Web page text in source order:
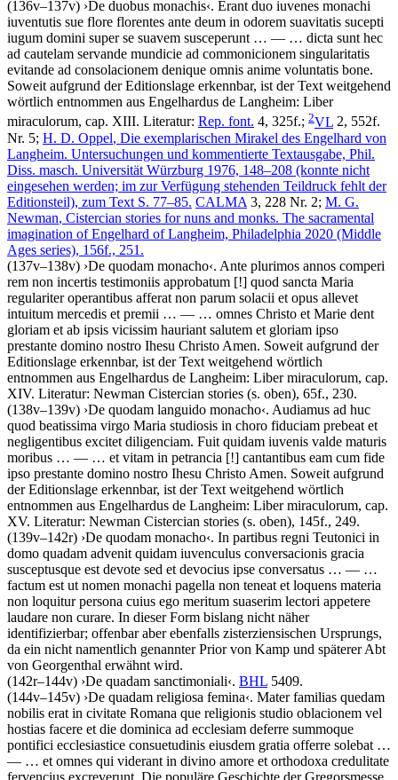
(136v–137v) ›De duobus monachis‹. Erant duo iuvenes monachi
iuventutis sue flore florentes ante deum in odorem suavitatis sucepti
iugum domini super se suavem susceperunt … — … dicta sunt hec
ad cautelam servande mundicie ad commonicionem singularitatis
evitande ad consolacionem denique omnis anime voluntatis bone.
Soweit aufgrund der Editionslage erkennbar, ist der Text weitgehend
wörtlich entnommen aus Engelhardus de Langheim: Liber
miraculorum, cap. XIII. Literatur: Rep. font. 4, 325f.; 2VL 2, 552f.
Nr. 5; H. D. Oppel, Die exemplarischen Mirakel des Engelhard von
Langheim. Untersuchungen und kommentierte Textausgabe, Phil.
Diss. masch. Universität Würzburg 1976, 148–208 (konnte nicht
eingesehen werden; im zur Verfügung stehenden Teildruck fehlt der
Editionsteil), zum Text S. 77–85. CALMA 3, 228 Nr. 2; M. G.
Newman, Cistercian stories for nuns and monks. The sacramental
imagination of Engelhard of Langheim, Philadelphia 2020 (Middle
Ages series), 156f., 251.
(137v–138v) ›De quodam monacho‹. Ante plurimos annos comperi
rem non incertis testimoniis approbatum [!] quod sancta Maria
regulariter operantibus afferat non parum solacii et opus allevet
intuitum mercedis et premii … — … omnes Christo et Marie dent
gloriam et ab ipsis vicissim hauriant salutem et gloriam ipso
prestante domino nostro Ihesu Christo Amen. Soweit aufgrund der
Editionslage erkennbar, ist der Text weitgehend wörtlich
entnommen aus Engelhardus de Langheim: Liber miraculorum, cap.
XIV. Literatur: Newman Cistercian stories (s. oben), 65f., 230.
(138v–139v) ›De quodam languido monacho‹. Audiamus ad huc
quod beatissima virgo Maria studiosis in choro fiduciam prebeat et
negligentibus excitet diligenciam. Fuit quidam iuvenis valde maturis
moribus … — … et vitam in petrancia [!] cantantibus eam cum fide
ipso prestante domino nostro Ihesu Christo Amen. Soweit aufgrund
der Editionslage erkennbar, ist der Text weitgehend wörtlich
entnommen aus Engelhardus de Langheim: Liber miraculorum, cap.
XV. Literatur: Newman Cistercian stories (s. oben), 145f., 249.
(139v–142r) ›De quodam monacho‹. In partibus regni Teutonici in
domo quadam advenit quidam iuvenculus conversacionis gracia
susceptusque est devote sed et devocius ipse conversatus … — …
factum est ut nomen monachi pagella non teneat et loquens materia
non loquitur persona cuius ego meritum suaserim lectori appetere
laudare non curare. In dieser Form bislang nicht näher
identifizierbar; offenbar aber ebenfalls zisterziensischen Ursprungs,
da ein nicht namentlich genannter Prior von Kamp und späterer Abt
von Georgenthal erwähnt wird.
(142r–144v) ›De quadam sanctimoniali‹. BHL 5409.
(144v–145v) ›De quadam religiosa femina‹. Mater familias quedam
nobilis erat in civitate Romana que religionis studio oblacionem vel
hostias facere et die dominica ad ecclesiam deferre summoque
pontifici ecclesiastice consuetudinis eiusdem gratia offerre solebat …
— … et omnes qui viderant in divino amore et orthodoxa credulitate
fervencius excreverunt. Die populäre Geschichte der Gregorsmesse